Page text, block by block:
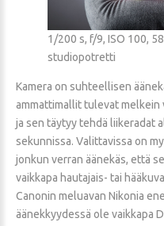
1/200 s, f/9, ISO 100,
studiopotretti
Kamera on suhteellisen
ammattimallit tulevat melkein
ja sen täytyy tehdä liikeradat
sekunnissa. Valittavissa on
jonkun verran äänekäs, että
vaikkapa hautajais- tai
Canonin meluavan Nikonia
äänekkyydessä ole vaikkapa